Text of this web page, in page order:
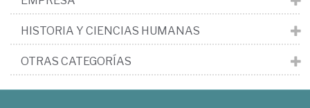
HISTORIA Y CIENCIAS HUMANAS
OTRAS CATEGORÍAS